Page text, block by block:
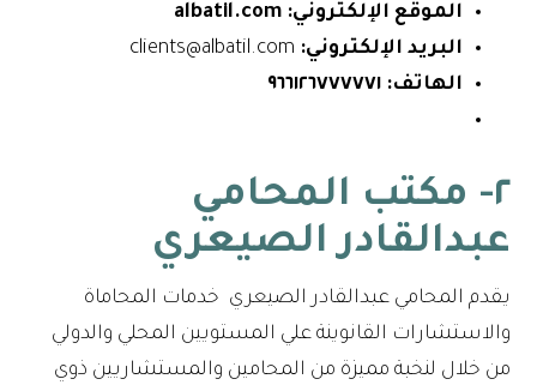
الموقع الإلكتروني: albatil.com
البريد الإلكتروني:
الهاتف: ٩٦٦١٢٦٧٧٧٧٧١
٢- مكتب المحامي
عبدالقادر الصيعري
يقدم المحامي عبدالقادر الصيعري خدمات المحاماة
والاستشارات القانوينة علي المستويين المحلي والدولي
من خلال لنخبة مميزة من المحامين والمستشاريين ذوي